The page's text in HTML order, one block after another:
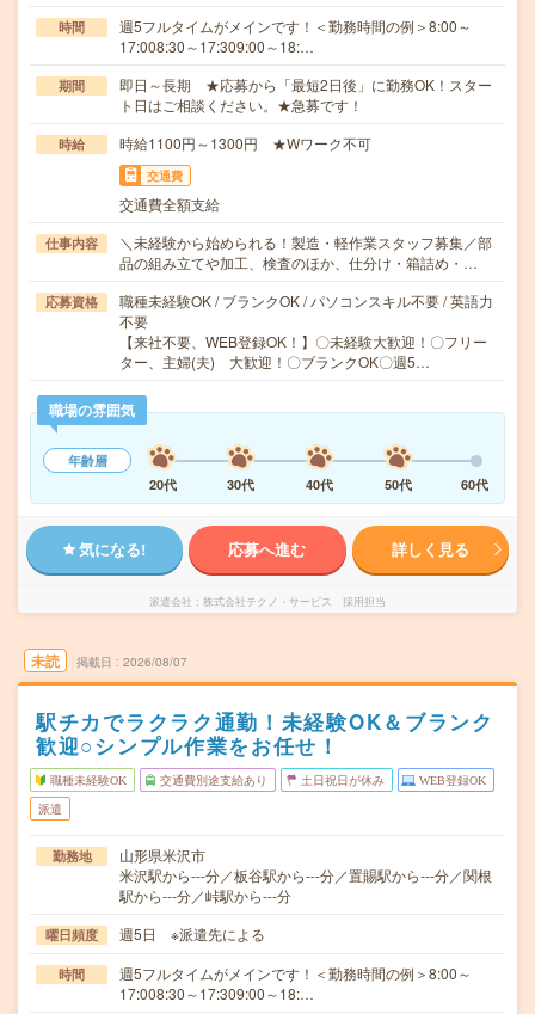
時間
週5フルタイムがメインです！＜勤務時間の例＞8:00～
17:008:30～17:309:00～18:…
期間
即日～長期 ★応募から「最短2日後」に勤務OK！スター
ト日はご相談ください。★急募です！
時給 時給1100円～1300円 ★Wワーク不可
交通費
交通費全額支給
仕事内容
＼未経験から始められる！製造・軽作業スタッフ募集／部
品の組み立てや加工、検査のほか、仕分け・箱詰め・…
応募資格
職種未経験OK / ブランクOK / パソコンスキル不要 / 英語力
不要
【来社不要、WEB登録OK！】〇未経験大歓迎！〇フリー
ター、主婦(夫) 大歓迎！〇ブランクOK〇週5…
職場の雰囲気
年齢層
20代
30代 40代 50代 60代
気になる! 応募へ進む 詳しく見る
派遣会社 株式会社テクノ・サービス 採用担当
未読 掲載日 2026/08/07
駅チカでラクラク通勤！未経験OK＆ブランク
歓迎○シンプル作業をお任せ！
職種未経験OK 交通費別途支給あり 土日祝日が休み WEB登録OK
派遣
勤務地
山形県米沢市
米沢駅から---分／板谷駅から---分／置賜駅から---分／関根
駅から---分／峠駅から---分
曜日頻度 週5日 ※派遣先による
時間
週5フルタイムがメインです！＜勤務時間の例＞8:00～
17:008:30～17:309:00～18:…